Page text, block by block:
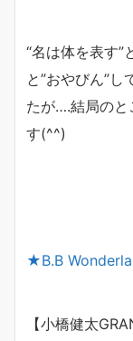
“名は体を表す
と”おやびん”
たが….結局のと
す(^^)
★B.B
【小橋健太